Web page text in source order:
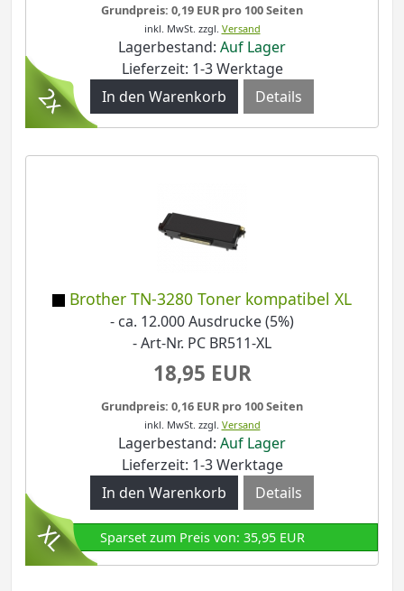
Grundpreis: 0,19 EUR pro 100 Seiten
inkl. MwSt. zzgl. Versand
Lagerbestand: Auf Lager
Lieferzeit: 1-3 Werktage
Details
Brother TN-3280 Toner kompatibel XL
- ca. 12.000 Ausdrucke (5%)
- Art-Nr. PC BR511-XL
18,95 EUR
Grundpreis: 0,16 EUR pro 100 Seiten
inkl. MwSt. zzgl. Versand
Lagerbestand: Auf Lager
Lieferzeit: 1-3 Werktage
Details
Sparset zum Preis von: 35,95 EUR